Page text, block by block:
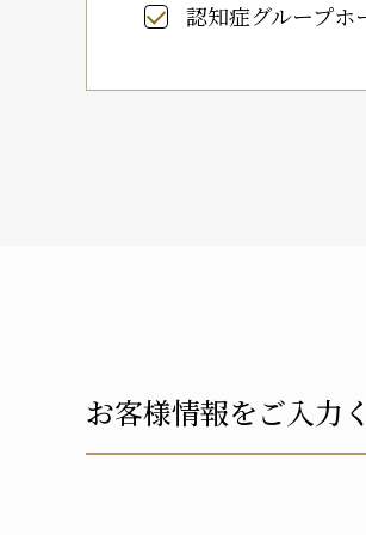
認知症グループホ
お客様情報をご入力